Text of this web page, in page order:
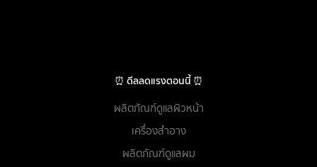
⏰ ดีลลดแรงตอนนี้ ⏰
ผลิตภัณฑ์ดูแลผิวหน้า
เครื่องสำอาง
ผลิตภัณฑ์ดูแลผม